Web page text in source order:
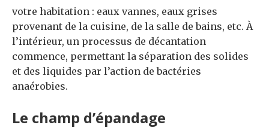
votre habitation : eaux vannes, eaux grises
provenant de la cuisine, de la salle de bains, etc. À
l’intérieur, un processus de décantation
commence, permettant la séparation des solides
et des liquides par l’action de bactéries
anaérobies.
Le champ d’épandage